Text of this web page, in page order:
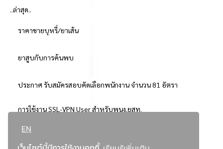
EN
..ล่าสุด..
ราคาขายบุหรี่/ยาเส้น
ยาสูบกับการค้นพบ
ประกาศ รับสมัครสอบคัดเลือกพนักงาน จำนวน 81 อัตรา
การใช้งาน SSL-VPN User สำหรับพนง.ยสท.
..ยอดนิยม..